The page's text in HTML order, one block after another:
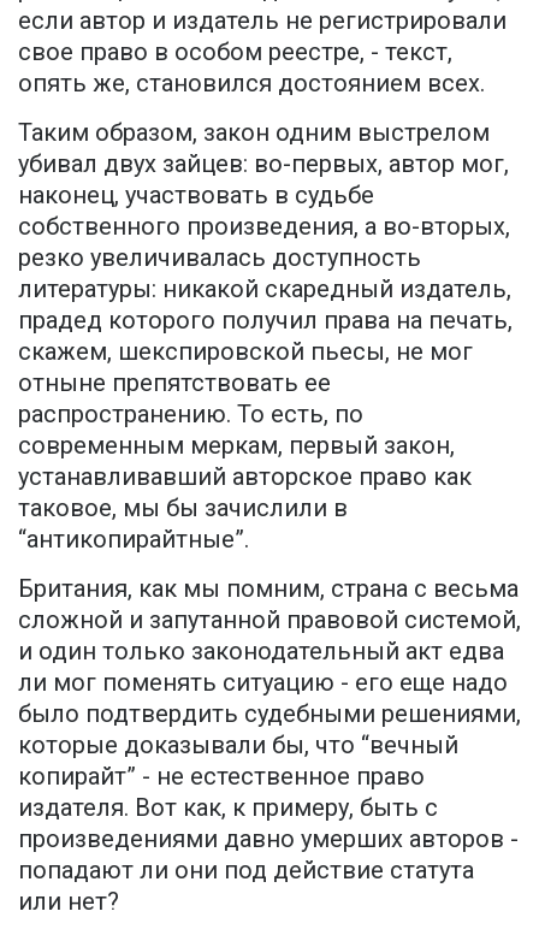
если автор и издатель не регистрировали
свое право в особом реестре, - текст,
опять же, становился достоянием всех.
Таким образом, закон одним выстрелом
убивал двух зайцев: во-первых, автор мог,
наконец, участвовать в судьбе
собственного произведения, а во-вторых,
резко увеличивалась доступность
литературы: никакой скаредный издатель,
прадед которого получил права на печать,
скажем, шекспировской пьесы, не мог
отныне препятствовать ее
распространению. То есть, по
современным меркам, первый закон,
устанавливавший авторское право как
таковое, мы бы зачислили в
“антикопирайтные”.
Британия, как мы помним, страна с весьма
сложной и запутанной правовой системой,
и один только законодательный акт едва
ли мог поменять ситуацию - его еще надо
было подтвердить судебными решениями,
которые доказывали бы, что “вечный
копирайт” - не естественное право
издателя. Вот как, к примеру, быть с
произведениями давно умерших авторов -
попадают ли они под действие статута
или нет?